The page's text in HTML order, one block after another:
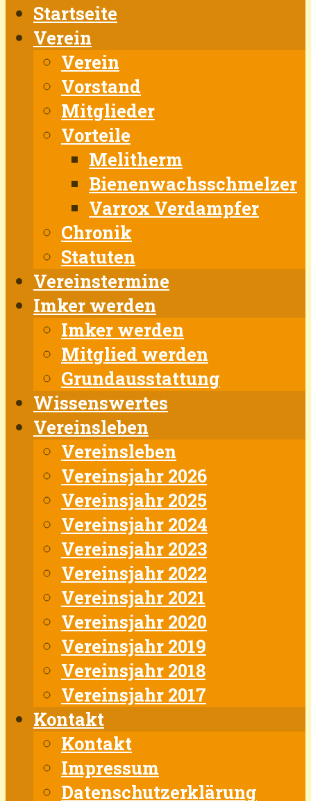
Startseite
Verein
Verein
Vorstand
Mitglieder
Vorteile
Melitherm
Bienenwachsschmelzer
Varrox Verdampfer
Chronik
Statuten
Vereinstermine
Imker werden
Imker werden
Mitglied werden
Grundausstattung
Wissenswertes
Vereinsleben
Vereinsleben
Vereinsjahr 2026
Vereinsjahr 2025
Vereinsjahr 2024
Vereinsjahr 2023
Vereinsjahr 2022
Vereinsjahr 2021
Vereinsjahr 2020
Vereinsjahr 2019
Vereinsjahr 2018
Vereinsjahr 2017
Kontakt
Kontakt
Impressum
Datenschutzerklärung